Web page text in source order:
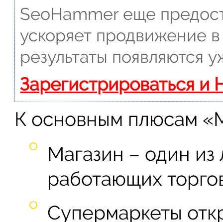
SeoHammer еще
ускоряет продвижение
результаты появляются
Зарегистрироваться и
К основным плюсам
Магазин – один из
работающих
Супермаркеты